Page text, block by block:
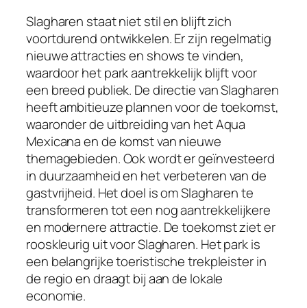
Slagharen staat niet stil en blijft zich
voortdurend ontwikkelen. Er zijn regelmatig
nieuwe attracties en shows te vinden,
waardoor het park aantrekkelijk blijft voor
een breed publiek. De directie van Slagharen
heeft ambitieuze plannen voor de toekomst,
waaronder de uitbreiding van het Aqua
Mexicana en de komst van nieuwe
themagebieden. Ook wordt er geïnvesteerd
in duurzaamheid en het verbeteren van de
gastvrijheid. Het doel is om Slagharen te
transformeren tot een nog aantrekkelijkere
en modernere attractie. De toekomst ziet er
rooskleurig uit voor Slagharen. Het park is
een belangrijke toeristische trekpleister in
de regio en draagt bij aan de lokale
economie.